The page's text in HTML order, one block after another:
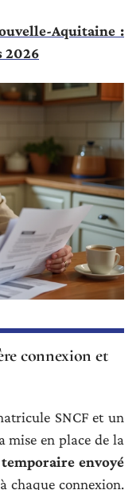
Aquitaine :
2026
connexion et
SNCF et un
mise en place de la
envoyé
chaque connexion.